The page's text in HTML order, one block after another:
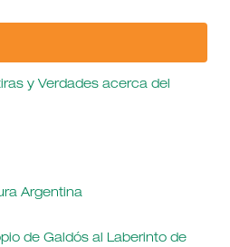
y Verdades acerca del
Argentina
de Galdós al Laberinto de